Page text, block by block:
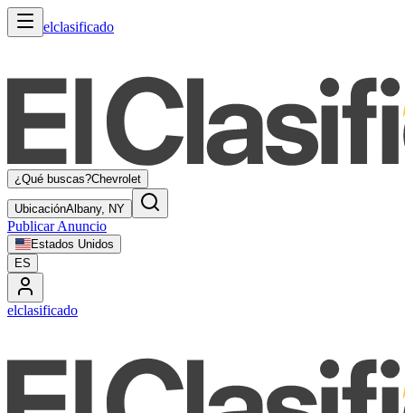
elclasificado
¿Qué buscas?Chevrolet
UbicaciónAlbany, NY
Publicar Anuncio
Estados Unidos
ES
elclasificado